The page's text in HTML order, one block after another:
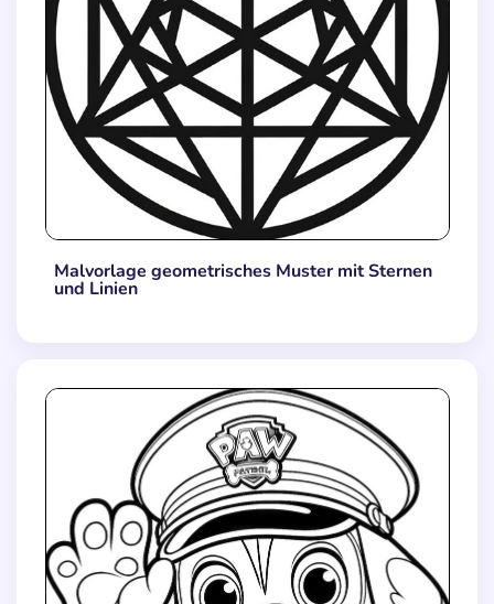
Malvorlage geometrisches Muster mit Sternen
und Linien